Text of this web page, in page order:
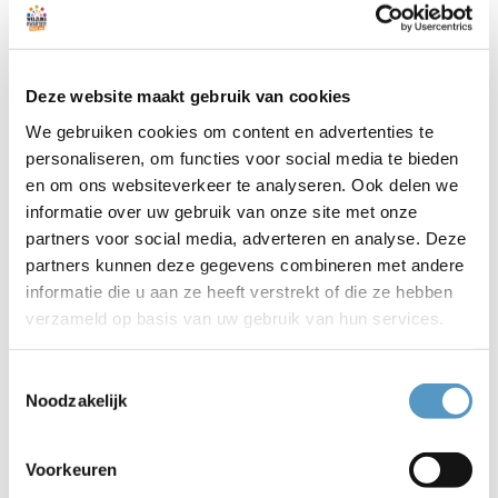
Deze website maakt gebruik van cookies
We gebruiken cookies om content en advertenties te
personaliseren, om functies voor social media te bieden
en om ons websiteverkeer te analyseren. Ook delen we
informatie over uw gebruik van onze site met onze
partners voor social media, adverteren en analyse. Deze
partners kunnen deze gegevens combineren met andere
informatie die u aan ze heeft verstrekt of die ze hebben
verzameld op basis van uw gebruik van hun services.
Noodzakelijk
Voorkeuren
Van boekhandel tot ontmoetingsplek dus
Dat is inderdaad precies wat we wilden bereiken.
Zeker sinds corona steken we daar nog meer energie
leesavonden. Organiseren we samen met
met kaartjes uit een Kletspot het gesprek op gang
brengen. En laten we Rijnsburgers in samenwerking